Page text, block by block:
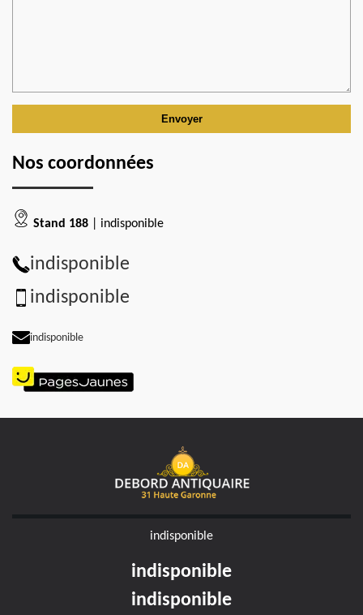
Nos coordonnées
Stand 188 | indisponible
indisponible
indisponible
indisponible
indisponible
indisponible
indisponible